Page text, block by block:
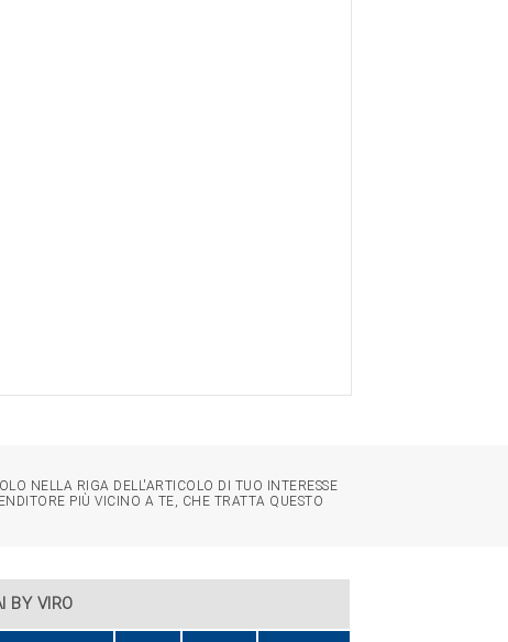
NELLA RIGA DELL'ARTICOLO DI TUO INTERESSE
PIÙ VICINO A TE, CHE TRATTA QUESTO
BY VIRO